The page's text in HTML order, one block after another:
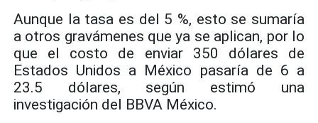
Aunque la tasa es del 5 %, esto se sumaría
a otros gravámenes que ya se aplican, por lo
que el costo de enviar 350 dólares de
Estados Unidos a México pasaría de 6 a
23.5 dólares, según estimó una
investigación del BBVA México.